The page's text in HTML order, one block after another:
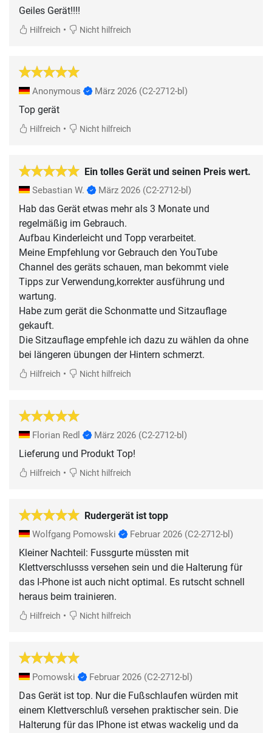
Geiles Gerät!!!!
Hilfreich • Nicht hilfreich
Anonymous März 2026 (C2-2712-bl)
Top gerät
Hilfreich • Nicht hilfreich
Ein tolles Gerät und seinen Preis wert.
Sebastian W. März 2026 (C2-2712-bl)
Hab das Gerät etwas mehr als 3 Monate und
regelmäßig im Gebrauch.
Aufbau Kinderleicht und Topp verarbeitet.
Meine Empfehlung vor Gebrauch den YouTube
Channel des geräts schauen, man bekommt viele
Tipps zur Verwendung,korrekter ausführung und
wartung.
Habe zum gerät die Schonmatte und Sitzauflage
gekauft.
Die Sitzauflage empfehle ich dazu zu wählen da ohne
Hilfreich • Nicht hilfreich
Florian Redl März 2026 (C2-2712-bl)
Lieferung und Produkt Top!
Hilfreich • Nicht hilfreich
Rudergerät ist topp
Wolfgang Pomowski Februar 2026 (C2-2712-bl)
Kleiner Nachteil: Fussgurte müssten mit
Klettverschlusss versehen sein und die Halterung für
das I-Phone ist auch nicht optimal. Es rutscht schnell
heraus beim trainieren.
Hilfreich • Nicht hilfreich
Pomowski Februar 2026 (C2-2712-bl)
Das Gerät ist top. Nur die Fußschlaufen würden mit
einem Klettverschluß versehen praktischer sein. Die
Halterung für das IPhone ist etwas wackelig und da